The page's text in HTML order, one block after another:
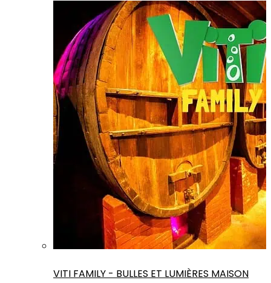
VITI FAMILY - BULLES ET LUMIÈRES MAISON